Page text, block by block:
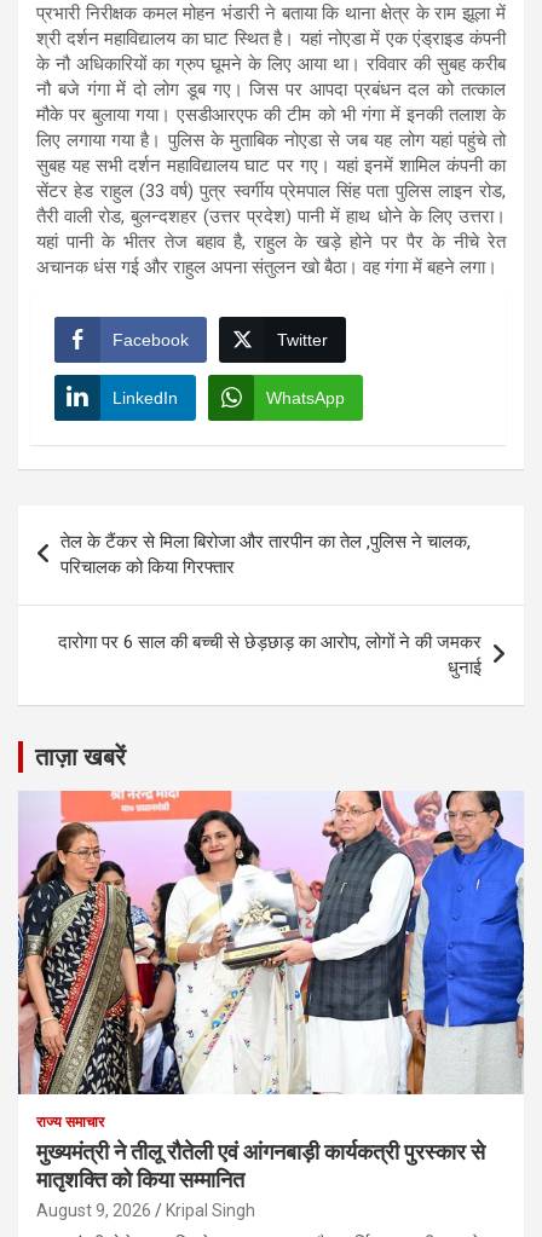
प्रभारी निरीक्षक कमल मोहन भंडारी ने बताया कि थाना क्षेत्र के राम झूला में
श्री दर्शन महाविद्यालय का घाट स्थित है। यहां नोएडा में एक एंड्राइड कंपनी
के नौ अधिकारियों का ग्रुप घूमने के लिए आया था। रविवार की सुबह करीब
नौ बजे गंगा में दो लोग डूब गए। जिस पर आपदा प्रबंधन दल को तत्काल
मौके पर बुलाया गया। एसडीआरएफ की टीम को भी गंगा में इनकी तलाश के
लिए लगाया गया है। पुलिस के मुताबिक नोएडा से जब यह लोग यहां पहुंचे तो
सुबह यह सभी दर्शन महाविद्यालय घाट पर गए। यहां इनमें शामिल कंपनी का
सेंटर हेड राहुल (33 वर्ष) पुत्र स्वर्गीय प्रेमपाल सिंह पता पुलिस लाइन रोड,
तैरी वाली रोड, बुलन्दशहर (उत्तर प्रदेश) पानी में हाथ धोने के लिए उत्तरा।
यहां पानी के भीतर तेज बहाव है, राहुल के खड़े होने पर पैर के नीचे रेत
अचानक धंस गई और राहुल अपना संतुलन खो बैठा। वह गंगा में बहने लगा।
Facebook Twitter
LinkedIn WhatsApp
Post
navigation
तेल के टैंकर से मिला बिरोजा और तारपीन का तेल ,पुलिस ने चालक,
परिचालक को किया गिरफ्तार
दारोगा पर 6 साल की बच्ची से छेड़छाड़ का आरोप, लोगों ने की जमकर
धुनाई
ताज़ा खबरें
राज्य समाचार
मुख्यमंत्री ने तीलू रौतेली एवं आंगनबाड़ी कार्यकत्री पुरस्कार से
मातृशक्ति को किया सम्मानित
August 9, 2026 Kripal Singh